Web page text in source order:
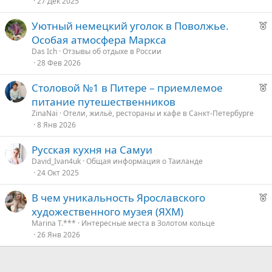
е
н
Р
е
е
Уютный немецкий уголок в Поволжье.
Особая атмосфера Маркса
Das Ich Отзывы об отдыхе в России
28 Фев 2026
Р
у
Столовой №1 в Питере – приемлемое
питание путешественников
ZinaNai Отели, жильё, рестораны и кафе в Санкт-Петербурге
8 Янв 2026
Русская кухня на Самуи
David_Ivan4uk Общая информация о Таиланде
24 Окт 2025
Р
В чем уникальность Ярославского
художественного музея (ЯХМ)
Marina T.***
Интересные места в Золотом кольце
26 Янв 2026